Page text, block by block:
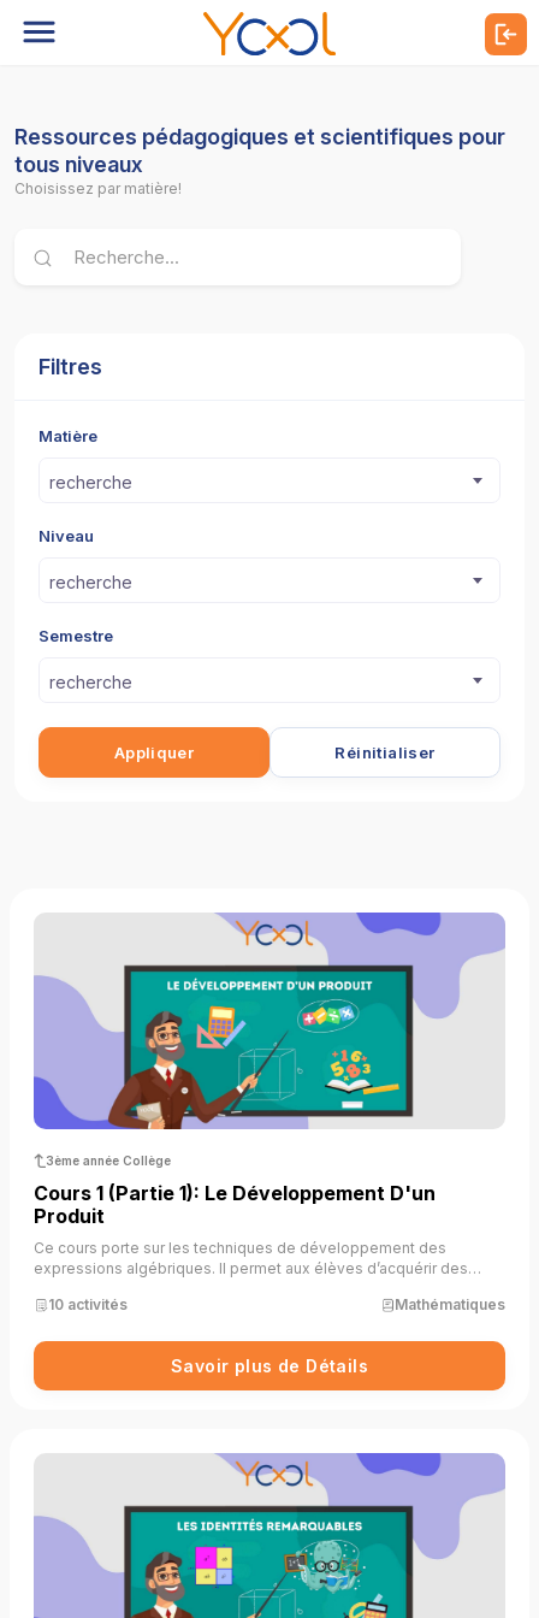
Ressources pédagogiques et scientifiques pour
tous niveaux
Choisissez par matière!
Filtres
Matière
recherche
Niveau
recherche
Semestre
recherche
Appliquer Réinitialiser
3ème année Collège
Cours 1 (partie 1): Le Développement D'un
Produit
Ce cours porte sur les techniques de développement des
expressions algébriques. Il permet aux élèves d’acquérir des
littérales, simplifier des calculs et résoudre des équations
10 activités Mathématiques
Savoir plus de Détails